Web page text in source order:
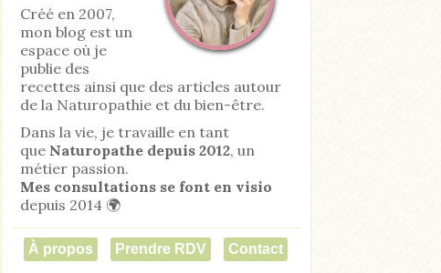
Créé en 2007,
mon blog est un
espace où je
publie des
recettes ainsi que des articles autour
de la Naturopathie et du bien-être.
Dans la vie, je travaille en tant
que Naturopathe depuis 2012, un
métier passion.
Mes consultations se font en visio
depuis 2014 🌍
À propos Prendre RDV Contact